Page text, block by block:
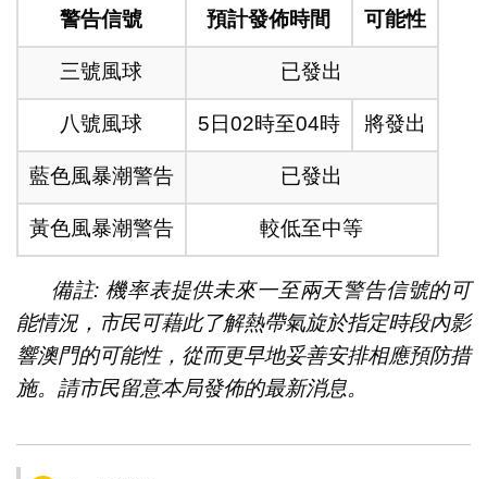
警告信號 預計發佈時間 可能性
三號風球 已發出
八號風球 5日02時至04時 將發出
藍色風暴潮警告 已發出
黃色風暴潮警告 較低至中等
備註: 機率表提供未來一至兩天警告信號的可
能情況，市民可藉此了解熱帶氣旋於指定時段內影
響澳門的可能性，從而更早地妥善安排相應預防措
施。請市民留意本局發佈的最新消息。